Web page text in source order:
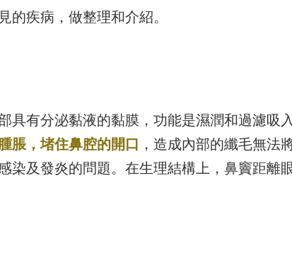
疾病，做整理和介紹。
具有分泌黏液的黏膜，功能是濕潤和過濾吸入
脹，堵住鼻腔的開口 ，造成內部的纖毛無法
染及發炎的問題。在生理結構上，鼻竇距離